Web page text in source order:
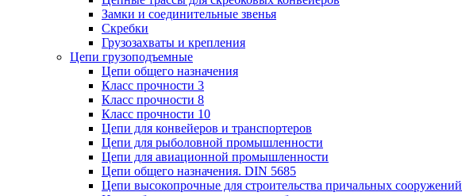
Замки и соединительные звенья
Скребки
Грузозахваты и крепления
Цепи грузоподъемные
Цепи общего назначения
Класс прочности 3
Класс прочности 8
Класс прочности 10
Цепи для конвейеров и транспортеров
Цепи для рыболовной промышленности
Цепи для авиационной промышленности
Цепи общего назначения. DIN 5685
Цепи высокопрочные для строительства причальных сооружений